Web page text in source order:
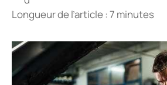
Longueur de l’article : 7 minutes